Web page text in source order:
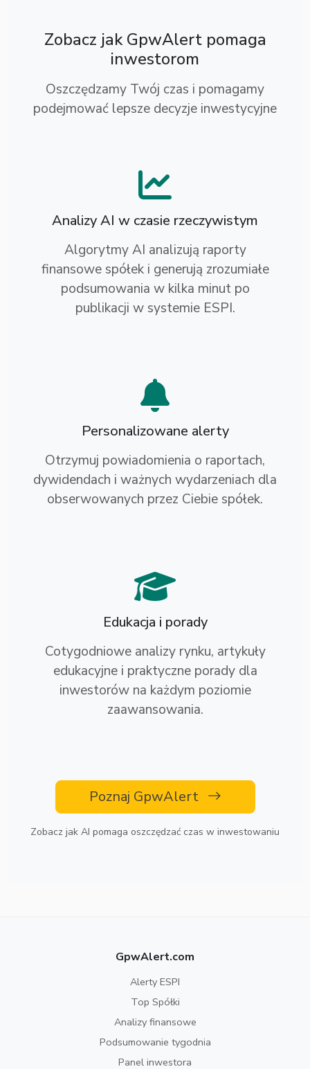
Zobacz jak GpwAlert pomaga
inwestorom
Oszczędzamy Twój czas i pomagamy
podejmować lepsze decyzje inwestycyjne
Analizy AI w czasie rzeczywistym
Algorytmy AI analizują raporty
finansowe spółek i generują zrozumiałe
podsumowania w kilka minut po
publikacji w systemie ESPI.
Personalizowane alerty
Otrzymuj powiadomienia o raportach,
dywidendach i ważnych wydarzeniach dla
obserwowanych przez Ciebie spółek.
Edukacja i porady
Cotygodniowe analizy rynku, artykuły
edukacyjne i praktyczne porady dla
inwestorów na każdym poziomie
zaawansowania.
Poznaj GpwAlert
Zobacz jak AI pomaga oszczędzać czas w inwestowaniu
GpwAlert.com
Alerty ESPI
Top Spółki
Analizy finansowe
Podsumowanie tygodnia
Panel inwestora